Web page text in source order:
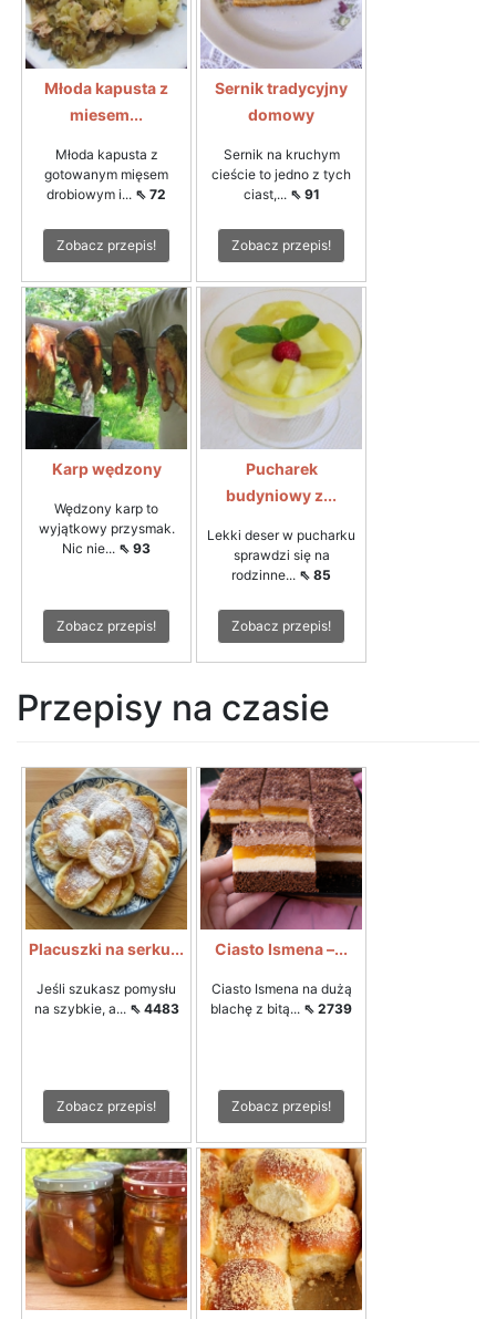
Młoda kapusta z
miesem...
Młoda kapusta z
gotowanym mięsem
drobiowym i... ⇖ 72
Zobacz przepis!
Sernik tradycyjny
domowy
Sernik na kruchym
cieście to jedno z tych
ciast,... ⇖ 91
Zobacz przepis!
Karp wędzony
Wędzony karp to
wyjątkowy przysmak.
Nic nie... ⇖ 93
Zobacz przepis!
Pucharek
budyniowy z...
Lekki deser w pucharku
sprawdzi się na
rodzinne... ⇖ 85
Zobacz przepis!
Przepisy na czasie
Placuszki na serku...
Jeśli szukasz pomysłu
na szybkie, a... ⇖ 4483
Zobacz przepis!
Ciasto Ismena –...
Ciasto Ismena na dużą
blachę z bitą... ⇖ 2739
Zobacz przepis!